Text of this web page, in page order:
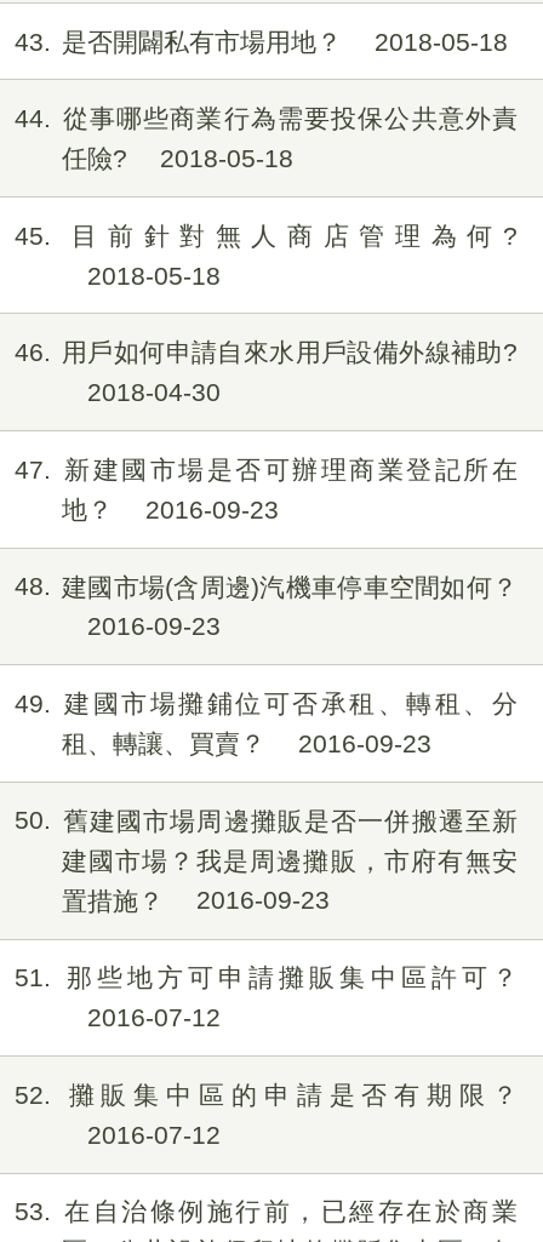
43 是否開闢私有市場用地？ 2018-05-18
44
從事哪些商業行為需要投保公共意外責
任險?
2018-05-18
45
目前針對無人商店管理為何?
2018-05-18
46
用戶如何申請自來水用戶設備外線補助?
2018-04-30
47
新建國市場是否可辦理商業登記所在
地？
2016-09-23
48
建國市場(含周邊)汽機車停車空間如何？
2016-09-23
49
建國市場攤鋪位可否承租、轉租、分
租、轉讓、買賣？
2016-09-23
50
舊建國市場周邊攤販是否一併搬遷至新
建國市場？我是周邊攤販，市府有無安
置措施？
2016-09-23
51
那些地方可申請攤販集中區許可？
2016-07-12
52
攤販集中區的申請是否有期限？
2016-07-12
53
在自治條例施行前，已經存在於商業